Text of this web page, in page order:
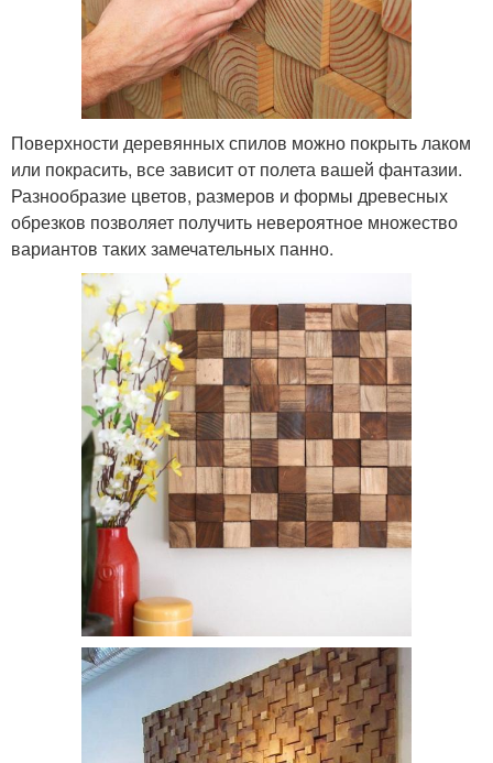
Поверхности деревянных спилов можно покрыть лаком
или покрасить, все зависит от полета вашей фантазии.
Разнообразие цветов, размеров и формы древесных
обрезков позволяет получить невероятное множество
вариантов таких замечательных панно.